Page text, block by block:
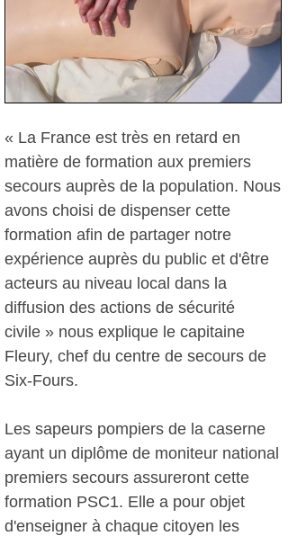
« La France est très en retard en
matière de formation aux premiers
secours auprès de la population. Nous
avons choisi de dispenser cette
formation afin de partager notre
expérience auprès du public et d'être
acteurs au niveau local dans la
diffusion des actions de sécurité
civile » nous explique le capitaine
Fleury, chef du centre de secours de
Six-Fours.
Les sapeurs pompiers de la caserne
ayant un diplôme de moniteur national
premiers secours assureront cette
formation PSC1. Elle a pour objet
d'enseigner à chaque citoyen les